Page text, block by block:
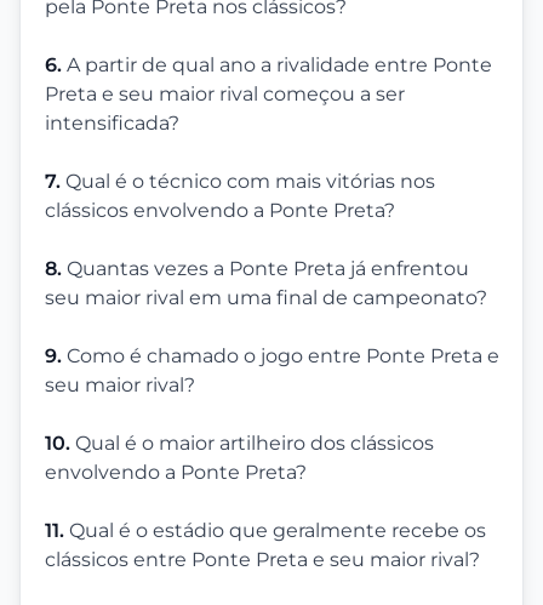
pela Ponte Preta nos clássicos?
6. A partir de qual ano a rivalidade entre Ponte
Preta e seu maior rival começou a ser
intensificada?
7. Qual é o técnico com mais vitórias nos
clássicos envolvendo a Ponte Preta?
8. Quantas vezes a Ponte Preta já enfrentou
seu maior rival em uma final de campeonato?
9. Como é chamado o jogo entre Ponte Preta e
seu maior rival?
10. Qual é o maior artilheiro dos clássicos
envolvendo a Ponte Preta?
11. Qual é o estádio que geralmente recebe os
clássicos entre Ponte Preta e seu maior rival?